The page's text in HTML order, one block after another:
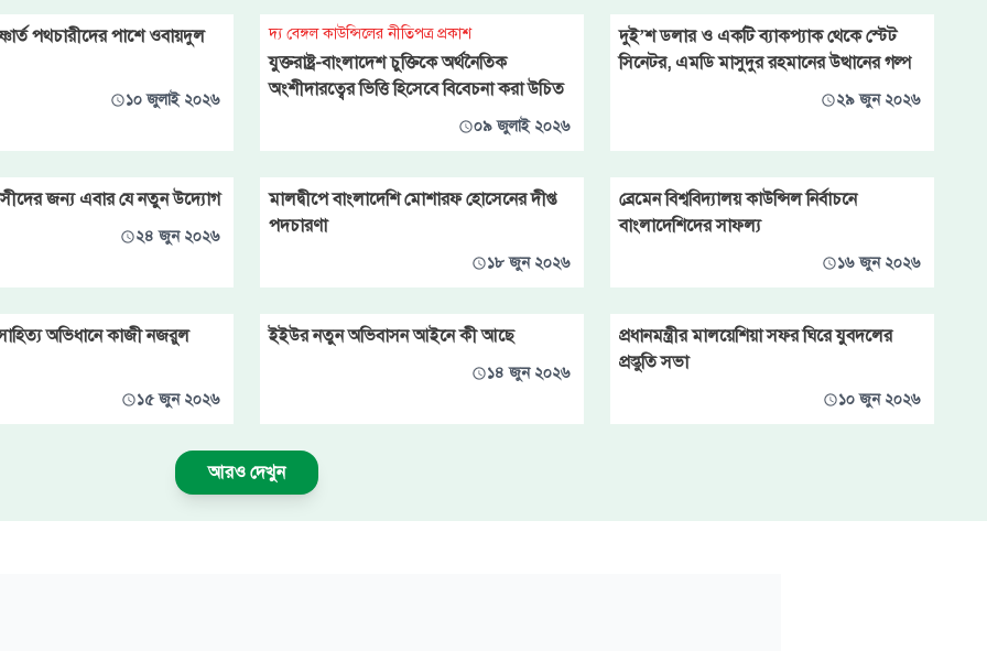
পথচারীদের পাশে ওবায়দুল
১০ জুলাই ২০২৬
দ্য বেঙ্গল কাউন্সিলের নীতিপত্র প্রকাশ
যুক্তরাষ্ট্র-বাংলাদেশ চুক্তিকে অর্থনৈতিক
অংশীদারত্বের ভিত্তি হিসেবে বিবেচনা করা উচিত
০৯ জুলাই ২০২৬
দুই’শ ডলার ও একটি ব্যাকপ্যাক থেকে স্টেট
সিনেটর, এমডি মাসুদুর রহমানের উত্থানের গল্প
২৯ জুন ২০২৬
জন্য এবার যে নতুন উদ্যোগ
২৪ জুন ২০২৬
মালদ্বীপে বাংলাদেশি মোশারফ হোসেনের দীপ্ত
পদচারণা
১৮ জুন ২০২৬
ব্রেমেন বিশ্ববিদ্যালয় কাউন্সিল নির্বাচনে
বাংলাদেশিদের সাফল্য
১৬ জুন ২০২৬
সাহিত্য অভিধানে কাজী নজরুল
১৫ জুন ২০২৬
ইইউর নতুন অভিবাসন আইনে কী আছে
১৪ জুন ২০২৬
প্রধানমন্ত্রীর মালয়েশিয়া সফর ঘিরে যুবদলের
প্রস্তুতি সভা
১০ জুন ২০২৬
আরও দেখুন